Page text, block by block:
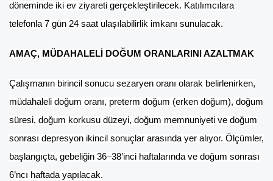
döneminde iki ev ziyareti gerçekleştirilecek. Katılımcılara
telefonla 7 gün 24 saat ulaşılabilirlik imkanı sunulacak.
AMAÇ, MÜDAHALELİ DOĞUM ORANLARINI AZALTMAK
Çalışmanın birincil sonucu sezaryen oranı olarak belirlenirken,
müdahaleli doğum oranı, preterm doğum (erken doğum), doğum
süresi, doğum korkusu düzeyi, doğum memnuniyeti ve doğum
sonrası depresyon ikincil sonuçlar arasında yer alıyor. Ölçümler,
başlangıçta, gebeliğin 36–38’inci haftalarında ve doğum sonrası
6’ncı haftada yapılacak.